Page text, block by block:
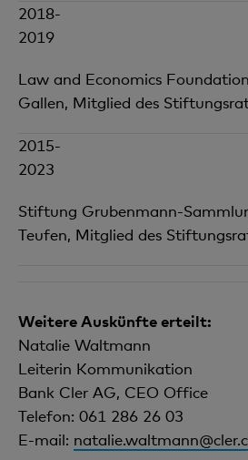
2018-
2019
Law and Economics
Gallen, Mitglied des
2015-
2023
Stiftung Grubenmann-
Teufen, Mitglied des
Weitere Auskünfte erteilt:
Natalie Waltmann
Leiterin Kommunikation
Bank Cler AG, CEO Office
Telefon: 061 286 26 03
E-mail: